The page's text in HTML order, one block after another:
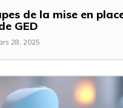
de la mise en
GED
28, 2025